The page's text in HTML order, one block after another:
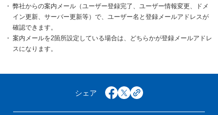
弊社からの案内メール（ユーザー登録完了、ユーザー情報変更、ドメ
イン更新、サーバー更新等）で、ユーザー名と登録メールアドレスが
確認できます。
案内メールを2箇所設定している場合は、どちらかが登録メールアドレ
スになります。
シェア facebook
x copy